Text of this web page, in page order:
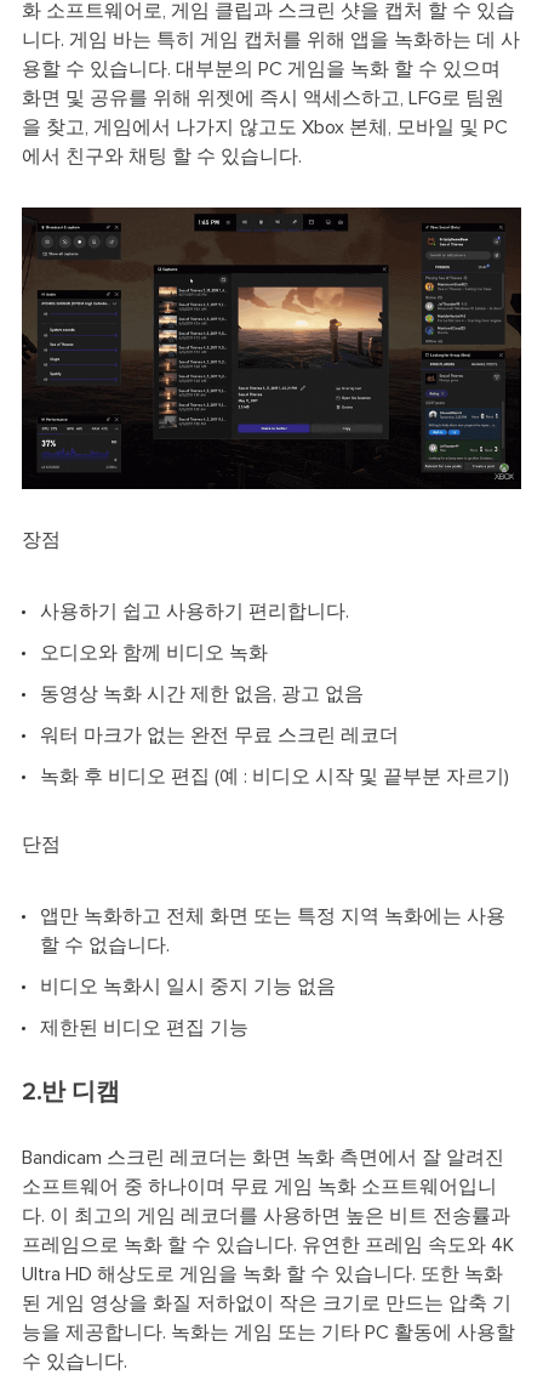
화 소프트웨어로, 게임 클립과 스크린 샷을 캡처 할 수 있습
니다. 게임 바는 특히 게임 캡처를 위해 앱을 녹화하는 데 사
용할 수 있습니다. 대부분의 PC 게임을 녹화 할 수 있으며
화면 및 공유를 위해 위젯에 즉시 액세스하고, LFG로 팀원
을 찾고, 게임에서 나가지 않고도 Xbox 본체, 모바일 및 PC
에서 친구와 채팅 할 수 있습니다.
장점
사용하기 쉽고 사용하기 편리합니다.
오디오와 함께 비디오 녹화
동영상 녹화 시간 제한 없음, 광고 없음
워터 마크가 없는 완전 무료 스크린 레코더
녹화 후 비디오 편집 (예 : 비디오 시작 및 끝부분 자르기)
단점
앱만 녹화하고 전체 화면 또는 특정 지역 녹화에는 사용
할 수 없습니다.
비디오 녹화시 일시 중지 기능 없음
제한된 비디오 편집 기능
2.반 디캠
Bandicam 스크린 레코더는 화면 녹화 측면에서 잘 알려진
소프트웨어 중 하나이며 무료 게임 녹화 소프트웨어입니
다. 이 최고의 게임 레코더를 사용하면 높은 비트 전송률과
프레임으로 녹화 할 수 있습니다. 유연한 프레임 속도와 4K
Ultra HD 해상도로 게임을 녹화 할 수 있습니다. 또한 녹화
된 게임 영상을 화질 저하없이 작은 크기로 만드는 압축 기
능을 제공합니다. 녹화는 게임 또는 기타 PC 활동에 사용할
수 있습니다.